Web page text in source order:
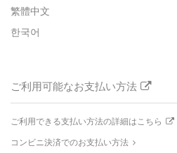
繁體中文
한국어
ご利用可能なお支払い方法
ご利用できる支払い方法の詳細はこちら
コンビニ決済でのお支払い方法